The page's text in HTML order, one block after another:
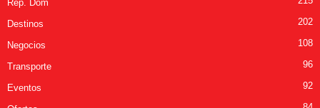
Rep. Dom
Destinos 202
Negocios 108
Transporte 96
Eventos 92